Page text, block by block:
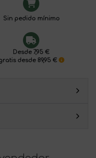
Sin pedido mínimo
Desde 7,95 €
desde 89,95 €